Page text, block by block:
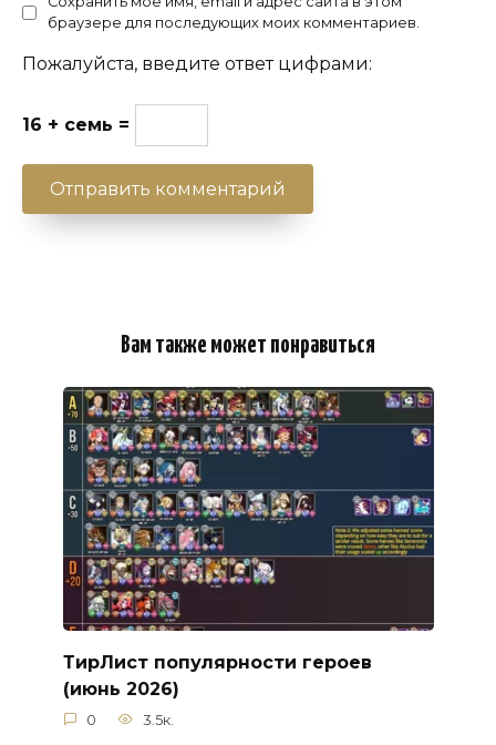
браузере для последующих моих комментариев.
Пожалуйста, введите ответ цифрами:
16 + семь =
Вам также может понравиться
ТирЛист популярности героев
(июнь 2026)
0 3.5к.